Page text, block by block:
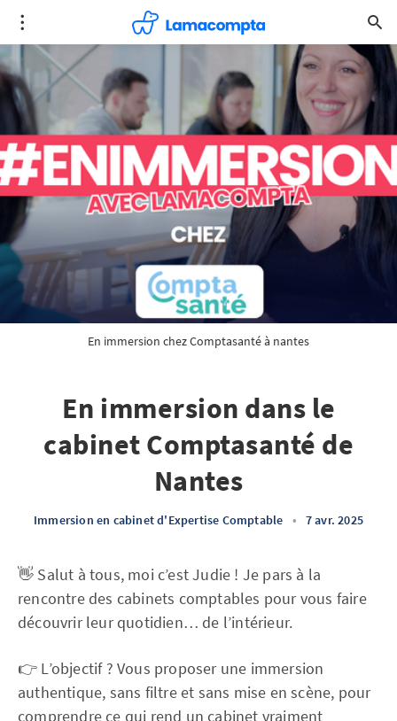
En immersion chez Comptasanté à nantes
En immersion dans le
cabinet Comptasanté de
Nantes
Immersion en cabinet d'Expertise Comptable • 7 avr. 2025
👋 Salut à tous, moi c’est Judie ! Je pars à la
rencontre des cabinets comptables pour vous faire
découvrir leur quotidien… de l’intérieur.
👉 L’objectif ? Vous proposer une immersion
authentique, sans filtre et sans mise en scène, pour
comprendre ce qui rend un cabinet vraiment